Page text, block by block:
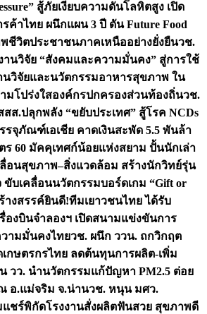
สู้ภัยเงียบความดันโลหิตสูง เปิด
ค้าไทย ผนึกแผน 3 ปี ดัน Future Food
ชีวิตประชาชนภาคเหนืออย่างยั่งยืนวช.
านวิจัย “สังคมและความมั่นคง” สู่การใช้
วิจัยและนวัตกรรมอาหารสุขภาพ ใน
มโปร่งใสองค์กรปกครองส่วนท้องถิ่นวช.
สส.ปลุกพลัง “ขยับประเทศ” สู้โรค NCDs
รจุภัณฑ์เอเชีย คาดเงินสะพัด 5.5 พันล้า
60 มัคคุเทศก์น้อยแห่งสยาม ปั้นนักเล่า
อนสุขภาพ–สิ่งแวดล้อม สร้างนักวิทย์รุ่น
ขับเคลื่อนนวัตกรรมบอร์ดเกม “Gift or
างสรรค์ยินดี!ทีมเยาวชนไทย ได้รับ
งบินจำลองฯ เปิดสนามแข่งขันการ
ามมั่นคงไทยวช. ผนึก ววน. ถกวิกฤต
กษตรกรไทย ลดต้นทุนการผลิต-เพิ่ม
วว. นำนวัตกรรมแก้ปัญหา PM2.5 ต่อย
อ.แม่จริม จ.น่านวช. หนุน มศว.
ชร์พิกัดโรงงานสั่งผลิตฟันสวย สุขภาพดี